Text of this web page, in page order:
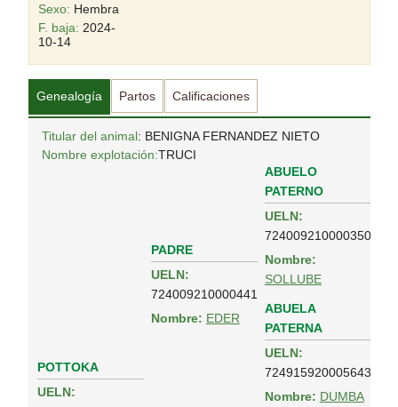
Sexo: Hembra
F. baja: 2024-
10-14
Genealogía Partos Calificaciones
Titular del animal: BENIGNA FERNANDEZ NIETO
Nombre explotación:TRUCI
POTTOKA
UELN:
PADRE
UELN:
724009210000441
Nombre: EDER
ABUELO
PATERNO
UELN:
724009210000350
Nombre:
SOLLUBE
ABUELA
PATERNA
UELN:
724915920005643
Nombre: DUMBA